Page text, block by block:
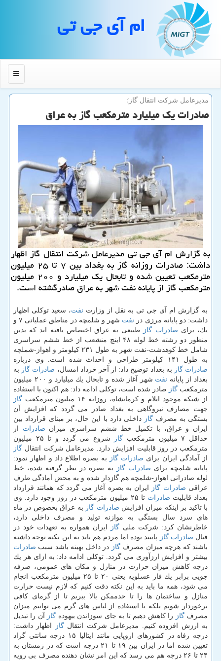
ام آی جی تی
منو
مدیرعامل شركت انتقال گاز؛
صادرات یك میلیارد مترمكعب گاز به عراق
به گزارش ام آی جی تی مدیرعامل شركت انتقال گاز اظهار
داشت: صادرات روزانه گاز به بغداد بین ۷ تا ۲۵ میلیون
مترمكعب تعیین شده و تابحال یك میلیارد و ۲۰۰ میلیون
مترمكعب گاز از پایانه نفت شهر به عراق صادرگشته است.
به گزارش ام آی جی تی به نقل از وزارت نفت، سعید توكلی اظهار
داشت: دو پایانه مرزی در نفت
شهر و شلمچه در مناطق عملیاتی ۷ و
یك، برای صادرات گاز
طبیعی به عراق اختصاص یافته اند كه بدین
منظور دو رشته خط لوله ۴۸ اینچ منشعب از خط ششم سراسری
شامل خط كوهدشت-نفت شهر به طول ۲۳۱ كیلومتر و اهواز-شملچه
به طول ۱۴۱ كیلومتر طراحی و احداث شده است. وی درباره
صادرات گاز به بغداد توضیح داد: از آخر خرداد امسال، صادرات گاز به
بغداد از پایانه نفت
شهر آغاز شده و تابحال یك میلیارد و ۲۰۰ میلیون
مترمكعب گاز صادر شده است، توكلی ادامه داد: هم اكنون با استفاده
از شبكه موجود ایلام و كرمانشاه، روزانه ۱۴ میلیون مترمكعب
گاز
جهت مصارف نیروگاهی به بغداد صادر می گردد كه افزایش آن
بستگی به مصرف گاز داخلی دارد با این حال، بر مبنای قرارداد بین
ایران و عراق، با تكمیل خط ششم سراسری میزان صادرات از
حداقل ۷ میلیون مترمكعب
گاز
شروع می گردد و تا ۲۵ میلیون
مترمكعب در روز قابلیت افزایش دارد. مدیرعامل شركت انتقال گاز
از آمادگی ایران برای صادرات گاز
به بصره اطلاع داد و اظهار نمود:
پایانه شلمچه برای صادرات گاز
به بصره در نظر گرفته شده، خط
لوله صادراتی اهواز-شلمچه هم گازدار شده و به محض آمادگی طرف
عراقی صادرات گاز
ایران به بصره آغاز می گردد كه همانند قرارداد
بغداد قابلیت صادرات
تا ۲۵ میلیون مترمكعب در روز وجود دارد. وی
با تاكید بر اینكه میزان افزایش صادرات گاز به عراق بخصوص در ماه
های سرد سال بستگی به موازنه تولید و مصرف داخلی دارد،
خاطرنشان كرد: شركت ملی گاز
ایران همواره به تعهدات خود در
قبال صادرات گاز
پایبند بوده اما مردم هم باید به این نكته توجه داشته
باشند كه هرچه میزان مصرفگاز در داخل بهینه باشد سبب صادرات
بیشتر و افزایش ارزآوری می گردد. توكلی ادامه داد: به ازای هر یك
درجه كاهش میزان حرارت در منازل و مكان های عمومی، صرفه
جویی برابر یك فاز عسلویه یعنی ۲۰ تا ۲۵ میلیون مترمكعب انجام
می شود، همه ما باید به این نكته دقت كنیم كه لازم نیست حرارت
منازل و ساختمان ها را تا حدممكن بالا ببریم تا از گرمای كافی
برخوردار شویم بلكه با استفاده از لباس های گرم می توانیم میزان
مصرفگاز را كاهش دهیم تا به جای سوزاندن بیهوده گاز
آن را تبدیل
به ارزش افزوده كنیم. مدیرعامل شركت انتقالگاز
اظهار داشت:
درجه رفاه در كشورهای اروپایی مانند ایتالیا ۱۵ درجه سانتی گراد
تعیین شده اما در ایران بین ۱۹ تا ۲۱ درجه است كه در زمستان به
۲۴ تا ۲۶ درجه هم می رسد كه این امر نشان دهنده مصرف بی رویه